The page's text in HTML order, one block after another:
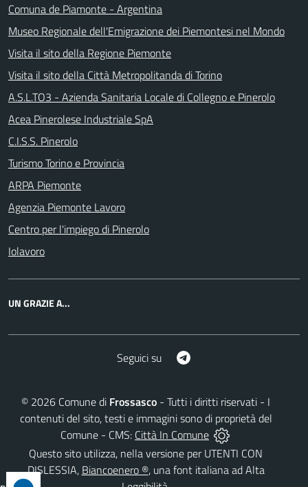
Comuna de Piamonte - Argentina
Museo Regionale dell'Emigrazione dei Piemontesi nel Mondo
Visita il sito della Regione Piemonte
Visita il sito della Città Metropolitanda di Torino
A.S.L.TO3 - Azienda Sanitaria Locale di Collegno e Pinerolo
Acea Pinerolese Industriale SpA
C.I.S.S. Pinerolo
Turismo Torino e Provincia
ARPA Piemonte
Agenzia Piemonte Lavoro
Centro per l'impiego di Pinerolo
Iolavoro
UN GRAZIE A...
Seguici su
© 2026 Comune di Frossasco - Tutti i diritti riservati - I
contenuti del sito, testi e immagini sono di proprietà del
Comune - CMS: Città In Comune
Questo sito utilizza, nella versione per UTENTI CON
DISLESSIA, Biancoenero ®, una font italiana ad Alta